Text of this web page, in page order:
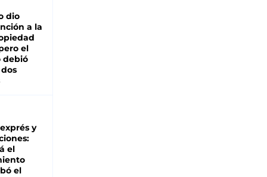
dio
a la
el
debió
y
el
el